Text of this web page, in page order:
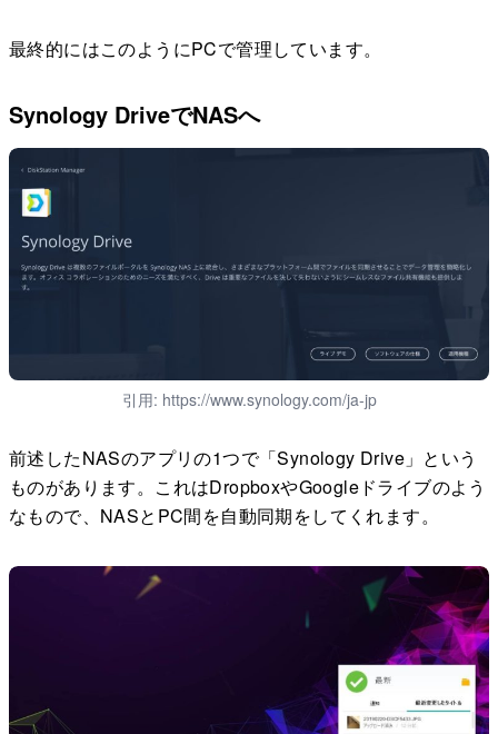
最終的にはこのようにPCで管理しています。
Synology DriveでNASへ
引用: https://www.synology.com/ja-jp
前述したNASのアプリの1つで「Synology Drive」という
ものがあります。これはDropboxやGoogleドライブのよう
なもので、NASとPC間を自動同期をしてくれます。